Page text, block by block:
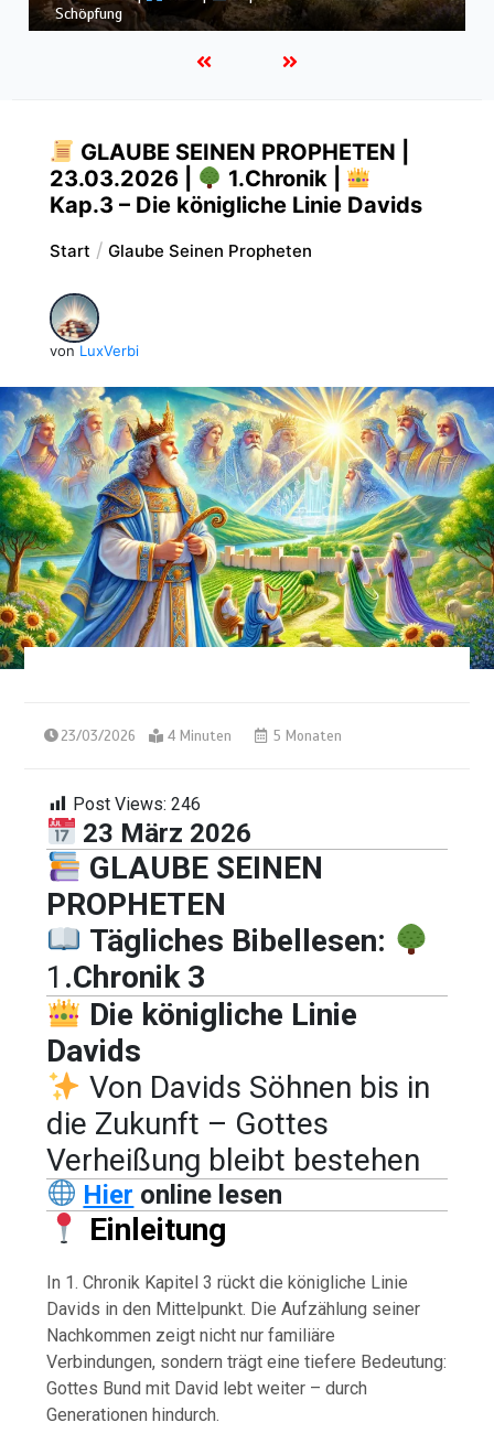
dem Sturm
GLAUBE SEINEN PROPHETEN |
23.03.2026 |
1.Chronik |
Kap.3 – Die königliche Linie Davids
Start Glaube Seinen Propheten
von LuxVerbi
23/03/2026 4 Minuten 5 Monaten
Post Views: 246
23 März 2026
GLAUBE SEINEN
PROPHETEN
Tägliches Bibellesen:
1 .Chronik 3
Die königliche Linie
Davids
Von Davids Söhnen bis in
die Zukunft – Gottes
Verheißung bleibt bestehen
Hier online lesen
Einleitung
In 1. Chronik Kapitel 3 rückt die königliche Linie
Davids in den Mittelpunkt. Die Aufzählung seiner
Nachkommen zeigt nicht nur familiäre
Verbindungen, sondern trägt eine tiefere Bedeutung:
Gottes Bund mit David lebt weiter – durch
Generationen hindurch.